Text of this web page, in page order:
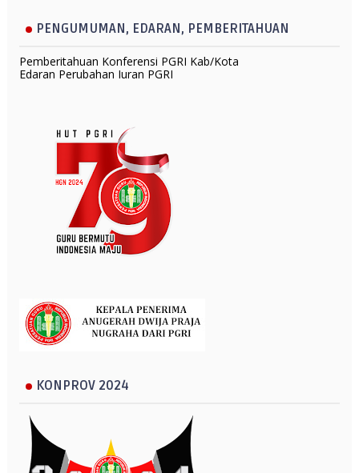
PENGUMUMAN, EDARAN, PEMBERITAHUAN
Pemberitahuan Konferensi PGRI Kab/Kota
Edaran Perubahan Iuran PGRI
KONPROV 2024